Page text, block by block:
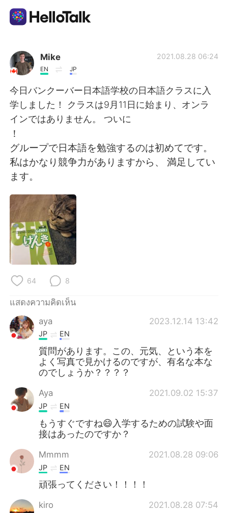
แอปแลกเปลี่ยนทางภาษา
AI Grammar Checker
ไทย
English 简体中文
繁體中文
العربية
Deutsch
한국어
Indonesia
Türkçe
Português
Mike
EN JP
2021.08.28 06:24
今日バンクーバー日本語学校の日本語クラスに入
学しました！ クラスは9月11日に始まり、オンラ
インではありません。 ついに
！
グループで日本語を勉強するのは初めてです。
私はかなり競争力がありますから、 満足してい
ます。
64 8
แสดงความคิดเห็น
aya
2023.12.14 13:42
JP EN
質問があります。この、元気、という本を
よく写真で見かけるのですが、有名な本な
のでしょうか？？？？
Aya 2021.09.02 15:37
JP EN
もうすぐですね😄入学するための試験や面
接はあったのですか？
Mmmm 2021.08.28 09:06
JP EN
頑張ってください！！！！
kiro 2021.08.28 07:54